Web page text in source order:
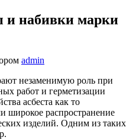
и набивки марки
admin
незаменимую роль при
работ и герметизации
асбеста как то
широкое распространение
изделий. Одним из таких